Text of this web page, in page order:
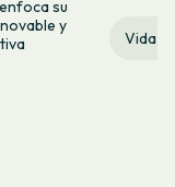
su
y
Vida